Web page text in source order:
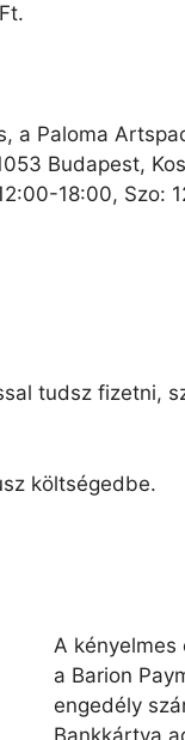
a Paloma
Budapest,
18:00, Szo:
tudsz fizetni,
költségedbe.
A
a Barion
engedély
Bankkártya